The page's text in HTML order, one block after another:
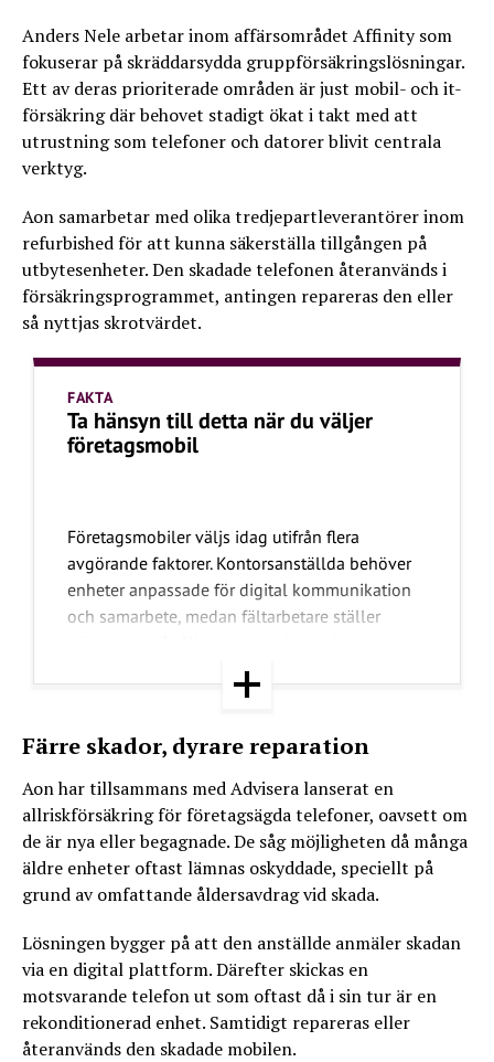
Anders Nele arbetar inom affärsområdet Affinity som
fokuserar på skräddarsydda gruppförsäkringslösningar.
Ett av deras prioriterade områden är just mobil- och it-
försäkring där behovet stadigt ökat i takt med att
utrustning som telefoner och datorer blivit centrala
verktyg.
Aon samarbetar med olika tredjepartleverantörer inom
refurbished för att kunna säkerställa tillgången på
utbytesenheter. Den skadade telefonen återanvänds i
försäkringsprogrammet, antingen repareras den eller
så nyttjas skrotvärdet.
FAKTA
Ta hänsyn till detta när du väljer
företagsmobil
Företagsmobiler väljs idag utifrån flera
avgörande faktorer. Kontorsanställda behöver
enheter anpassade för digital kommunikation
och samarbete, medan fältarbetare ställer
kamerafunktioner. Säkerhetsaspekten har blivit
central eftersom telefonerna innehåller känslig
efterfrågas lösningar som fungerar både i
Hållbarhetsfrågan växer i betydelse, med ökat
intresse för återanvänd elektronik och system
för återtag av utrustning. En vanlig livslängd
bedöms vara två till tre år, men utvecklingen
inom hårdvara och skyddstillbehör förlänger
användningstiden. AI-funktioner förväntas bli
en viktig del av nästa generations
företagsmobiler, exempelvis för att automatiskt
sammanfatta möten, översätta språk och
Färre skador, dyrare reparation
Aon har tillsammans med Advisera lanserat en
allriskförsäkring för företagsägda telefoner, oavsett om
de är nya eller begagnade. De såg möjligheten då många
äldre enheter oftast lämnas oskyddade, speciellt på
grund av omfattande åldersavdrag vid skada.
Lösningen bygger på att den anställde anmäler skadan
via en digital plattform. Därefter skickas en
motsvarande telefon ut som oftast då i sin tur är en
rekonditionerad enhet. Samtidigt repareras eller
återanvänds den skadade mobilen.